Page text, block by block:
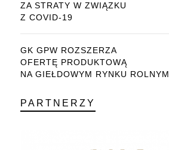
ZA STRATY W ZWIĄZKU
Z COVID-19
GK GPW ROZSZERZA
OFERTĘ PRODUKTOWĄ
NA GIEŁDOWYM RYNKU ROLNYM
PARTNERZY